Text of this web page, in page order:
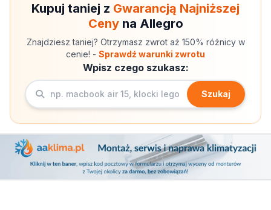
Kupuj taniej z Gwarancją Najniższej
Cenyna Allegro
Znajdziesz taniej? Otrzymasz zwrot aż 150% różnicy w
cenie! - Sprawdź warunki zwrotu
Wpisz czego szukasz:
Szukaj